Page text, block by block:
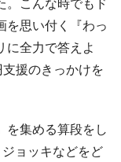
を思い付く『わっ
に全力で答えよ
援のきっかけを
集める算段をし
ョッキなどをど